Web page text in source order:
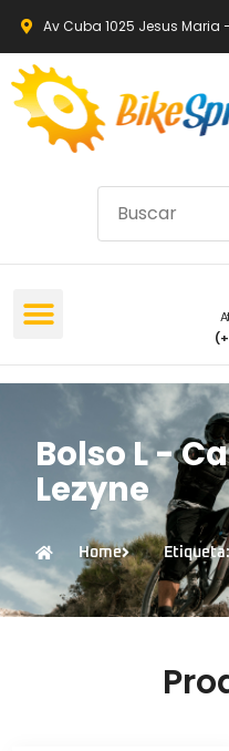
Av Cuba 1025 Jesus Maria
Bolso L -
Lezyne
Home